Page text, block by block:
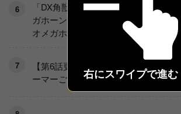
右にスワイプで進む
「DX角獣エンカク」「角獣覚醒器
ガホーン」をレビュー！ 『角醒ハ
オメガホーン』の玩具展開がスタート
【第6話更新♡】 わんもあ！トランス
ーマーごー！ごー！【月末更新】